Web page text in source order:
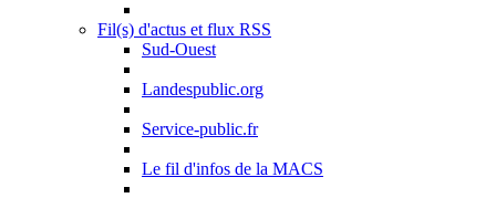
Fil(s) d'actus et flux RSS
Sud-Ouest
Landespublic.org
Service-public.fr
Le fil d'infos de la MACS